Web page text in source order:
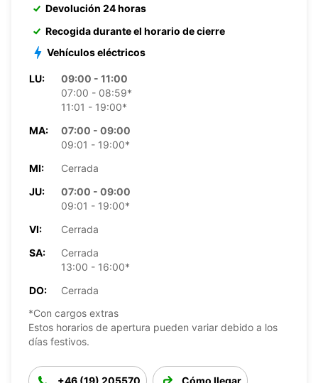
Devolución 24 horas
Recogida durante el horario de cierre
Vehículos eléctricos
LU:
09:00 - 11:00
07:00 - 08:59*
11:01 - 19:00*
MA:
07:00 - 09:00
09:01 - 19:00*
MI:
Cerrada
JU:
07:00 - 09:00
09:01 - 19:00*
VI:
Cerrada
SA:
Cerrada
13:00 - 16:00*
DO:
Cerrada
*Con cargos extras
Estos horarios de apertura pueden variar debido a los
días festivos.
+46 (19) 205570 Cómo llegar